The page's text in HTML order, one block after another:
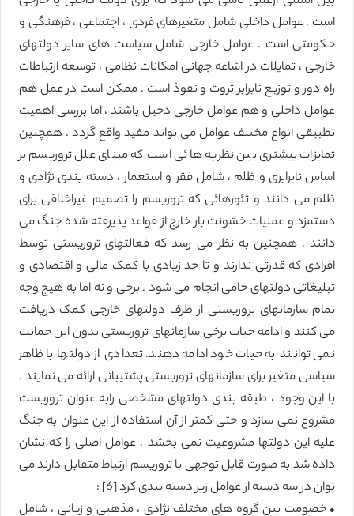
است . عوامل داخلی شامل متغیرهای فردی ، اجتماعی ، فرهنگی و
حکومتی است . عوامل خارجی شامل سیاست های سایر دولتهای
خارجی ، تمایلات در اشاعه جهانی امکانات نظامی ، توسعه ارتباطات
راه دور و توزیع نابرابر ثروت و نفوذ است . ممکن است در عمل هم
عوامل داخلی و هم عوامل خارجی دخیل باشند ، اما بررسی اهمیت
تطبیقی انواع مختلف عوامل می تواند مفید واقع گردد . همچنین
تمایزات بیشتری بین نظریه هائی است که مبنای علل تروریسم بر
اساس نابرابری و ظلم ، شامل فقر و استعمار ، دسته بندی نژادی و
ظلم می دانند و تئورهائی که تروریسم را تصمیم غیراخلاقی برای
دستمزد و عملیات خشونت بار خارج از قواعد پذیرفته شده جنگ می
دانند . همچنین به نظر می رسد که فعالتهای تروریستی توسط
افرادی که قدرتی ندارند و تا حد زیادی با کمک مالی و اقتصادی و
تبلیغاتی دولتهای حامی انجام می شود . برخی و نه اما به هیچ وجه
تمام سازمانهای تروریستی از طرف دولتهای خارجی کمک دریافت
می کنند و ادامه حیات برخی سازمانهای تروریستی بدون این حمایت
نمی توانند به حیات خود ادامه دهند. تعدادی از دولتها با ظاهر
سیاسی متغیر برای سازمانهای تروریستی پشتیبانی ارائه می نمایند .
با این وجود ، طبقه بندی دولتهای مشخصی رابه عنوان تروریست
مشروع نمی سازد و حتی کمتر از آن استفاده از این عنوان به جنگ
علیه این دولتها مشروعیت نمی بخشد . عوامل اصلی را که نشان
داده شد به صورت قابل توجهی با تروریسم ارتباط متقابل دارند می
توان در سه دسته از عوامل زیر دسته بندی کرد [6] :
• خصومت بین گروه های مختلف نژادی ، مذهبی و زبانی ، شامل